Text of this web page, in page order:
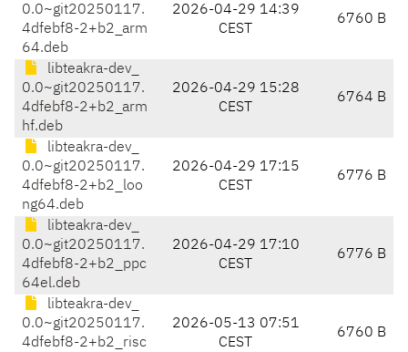
0.0~git20250117.
4dfebf8-2+b2_arm
64.deb
2026-04-29 14:39
CEST
6760 B
libteakra-dev_
0.0~git20250117.
4dfebf8-2+b2_arm
hf.deb
2026-04-29 15:28
CEST
6764 B
libteakra-dev_
0.0~git20250117.
4dfebf8-2+b2_loo
ng64.deb
2026-04-29 17:15
CEST
6776 B
libteakra-dev_
0.0~git20250117.
4dfebf8-2+b2_ppc
64el.deb
2026-04-29 17:10
CEST
6776 B
libteakra-dev_
0.0~git20250117.
4dfebf8-2+b2_risc
2026-05-13 07:51
CEST
6760 B